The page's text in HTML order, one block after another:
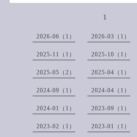
1
2026-06（1） 2026-03（1）
2025-11（1） 2025-10（1）
2025-05（2） 2025-04（1）
2024-09（1） 2024-04（1）
2024-01（1） 2023-09（1）
2023-02（1） 2023-01（1）